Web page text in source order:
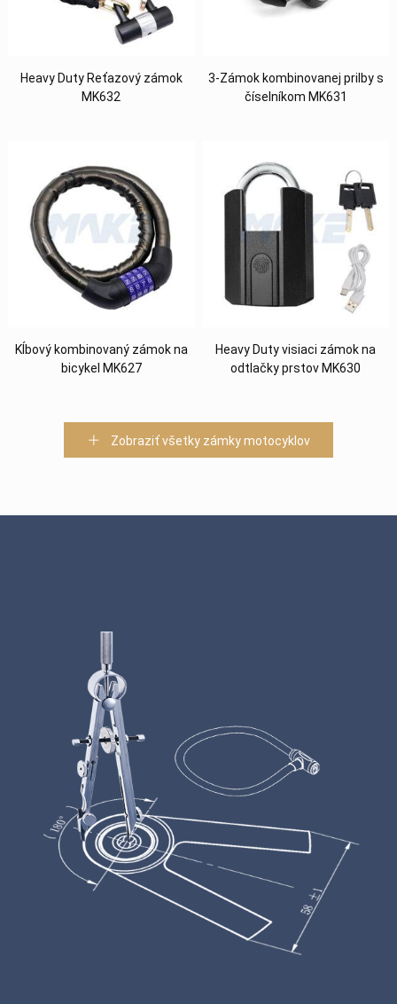
Heavy Duty Reťazový zámok
MK632
3-Zámok kombinovanej prilby s
číselníkom MK631
Kĺbový kombinovaný zámok na
bicykel MK627
Heavy Duty visiaci zámok na
odtlačky prstov MK630
Zobraziť všetky zámky motocyklov